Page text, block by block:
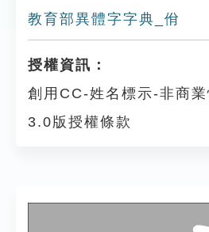
教育部異體字字典_佾
授權資訊：
創用CC-姓名標示-非商
3.0版授權條款